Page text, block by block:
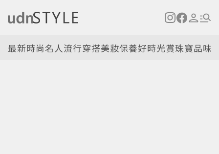
最新時尚名人流行穿搭美妝保養好時光賞珠寶品味